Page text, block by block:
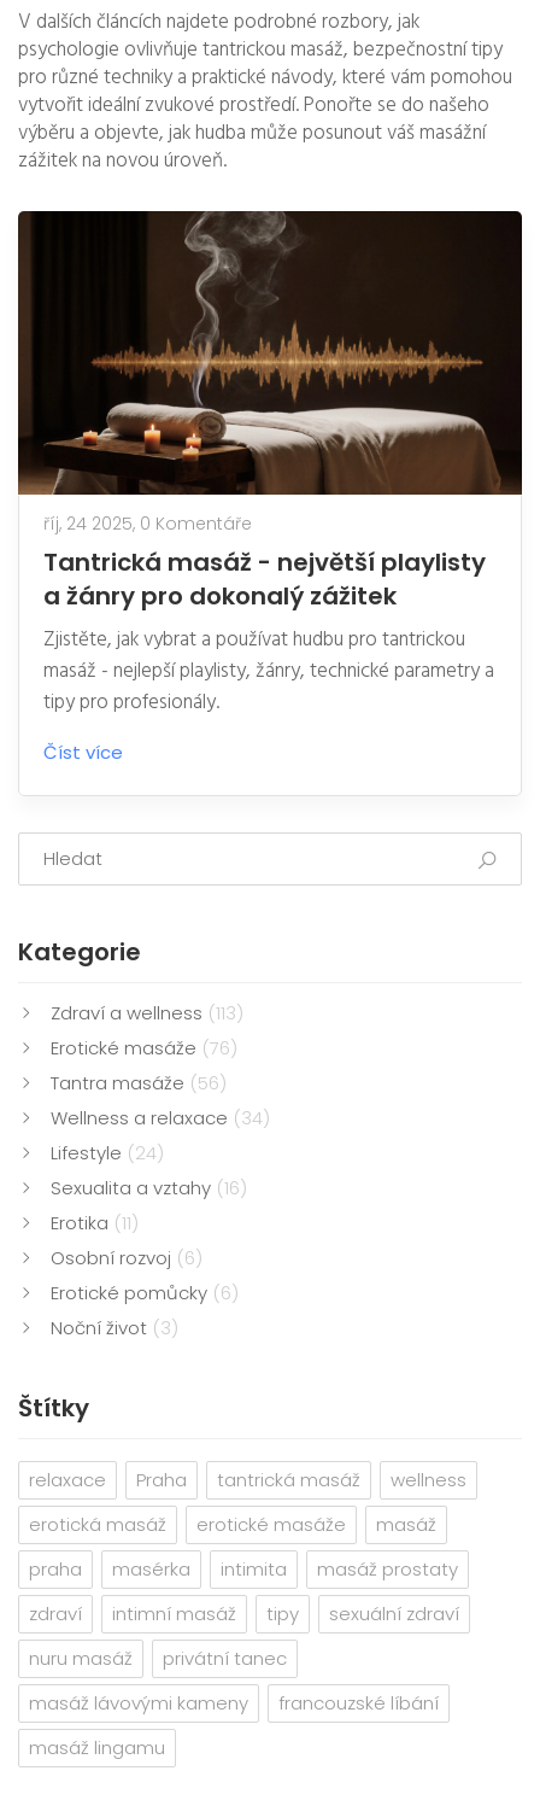
V dalších článcích najdete podrobné rozbory, jak
psychologie ovlivňuje tantrickou masáž, bezpečnostní tipy
pro různé techniky a praktické návody, které vám pomohou
vytvořit ideální zvukové prostředí. Ponořte se do našeho
výběru a objevte, jak hudba může posunout váš masážní
zážitek na novou úroveň.
říj, 24 2025, 0 Komentáře
Tantrická masáž - největší playlisty
a žánry pro dokonalý zážitek
Zjistěte, jak vybrat a používat hudbu pro tantrickou
masáž - nejlepší playlisty, žánry, technické parametry a
tipy pro profesionály.
Číst více
Kategorie
Zdraví a wellness (113)
Erotické masáže (76)
Tantra masáže (56)
Wellness a relaxace (34)
Lifestyle (24)
Sexualita a vztahy (16)
Erotika (11)
Osobní rozvoj (6)
Erotické pomůcky (6)
Noční život (3)
Štítky
relaxace Praha tantrická masáž
wellness
erotická masáž
erotické masáže
masáž
praha
masérka intimita
masáž prostaty
zdraví
intimní masáž tipy
sexuální zdraví
nuru masáž
privátní tanec
masáž lávovými kameny
francouzské líbání
masáž lingamu